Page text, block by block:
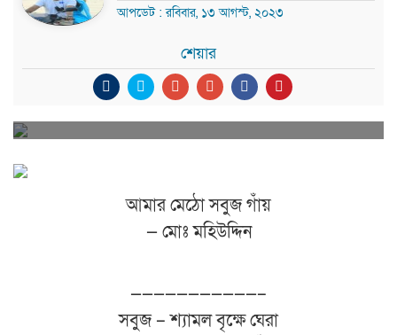
আপডেট : রবিবার, ১৩ আগস্ট, ২০২৩
শেয়ার
আমার মেঠো সবুজ গাঁয়
— মোঃ মহিউদ্দিন
———————————–
সবুজ – শ্যামল বৃক্ষে ঘেরা